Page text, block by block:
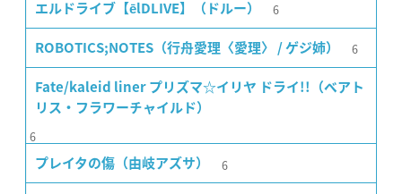
エルドライブ【ēlDLIVE】（ドルー） 6
ROBOTICS;NOTES（行舟愛理〈愛理〉 / ゲジ姉） 6
Fate/kaleid liner プリズマ☆イリヤ ドライ!!（ベアト
リス・フラワーチャイルド）
6
プレイタの傷（由岐アズサ） 6